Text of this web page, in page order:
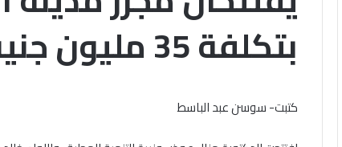
بتكلفة 35 مليون جنيه
كتبت- سوسن عبد الباسط
ملتقى السيرة النبوية بالجامع
الله عنها كانت سببا في التيسير على
نساء الأمة، وقدمت نموذجا خالدا
في الإنفاق في سبيل الله
عبد
الغني
يعتمد
نتيجة
الخميس, 6 أغسطس 2026
نجاح 97.7%